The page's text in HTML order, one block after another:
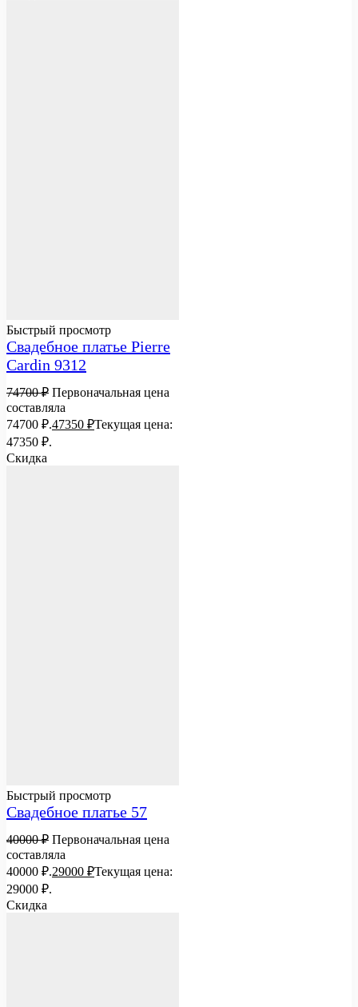
Быстрый просмотр
Свадебное платье Pierre
Cardin 9312
74700₽ Первоначальная цена
составляла
74700 ₽.47350 ₽Текущая цена:
47350 ₽.
Скидка
Быстрый просмотр
Свадебное платье 57
40000₽ Первоначальная цена
составляла
40000 ₽.29000 ₽Текущая цена:
29000 ₽.
Скидка